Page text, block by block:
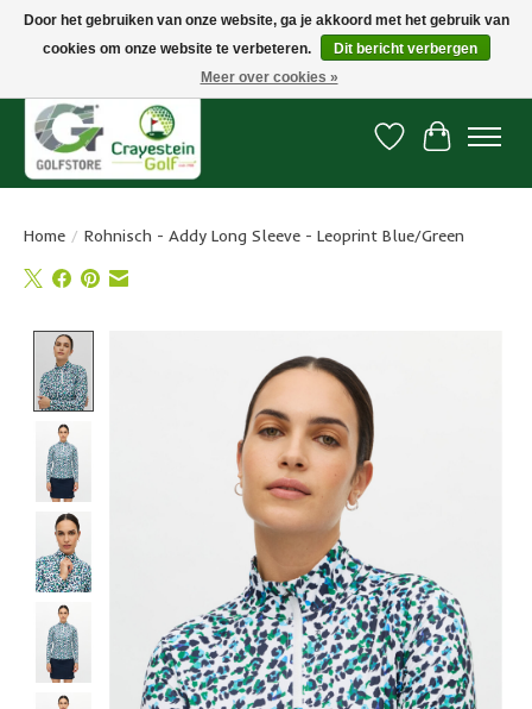
Snelle levering, gratis vanaf € 100. Onze oncourse Golfshop in Dordrecht is
Verlanglijst
Home / Rohnisch - Addy Long Sleeve - Leoprint Blue/Green
Door het gebruiken van onze website, ga je akkoord met het gebruik van
cookies om onze website te verbeteren.
Dit bericht verbergen
Meer over cookies »